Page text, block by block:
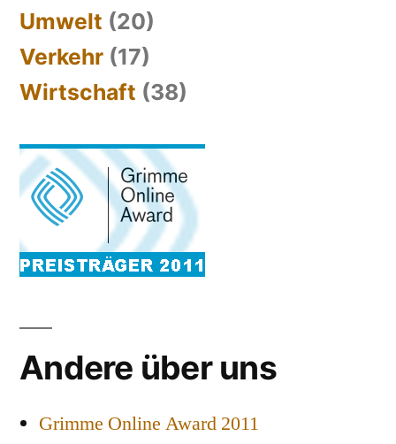
Umwelt (20)
Verkehr (17)
Wirtschaft (38)
Andere über uns
Grimme Online Award 2011